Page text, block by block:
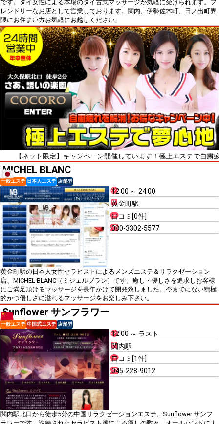
です。タイ女性による本場のタイ古式マッサージが気軽に受けられます。フ
レンドリーなお店として営業しております。関内、伊勢佐木町、日ノ出町界
隈にお住まい方お気軽にお越しください。
ト限定】キャンペーン開催しています！極上エステで自粛疲れをリ
MICHEL BLANC
一般エステ 日本人エステ 店舗型
12:00 ～ 24:00
黄金町駅
口コミ[0件]
080-3302-5577
黄金町駅の日本人女性セラピストによるメンズエステ＆リラクゼーション
店、MICHEL BLANC（ミシェルブラン）です。癒し・優しさを追求しお客様
にご満足頂けるマッサージを長年かけて開発致しました。今までにない積極
的かつ優しさに溢れるマッサージをお楽しみ下さい。
Sunflower サンフラワー
一般エステ 中国式エステ 店舗型
12:00 ～ ラスト
関内駅
口コミ[1件]
045-228-9012
関内駅北口から徒歩5分の中国リラクゼーションエステ、Sunflower サンフ